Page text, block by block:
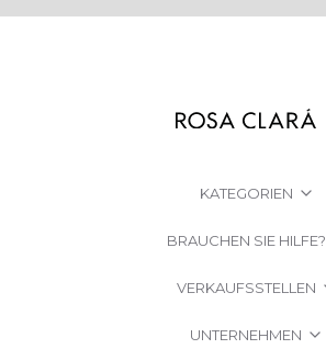
KATEGORIEN
BRAUCHEN SIE HILFE?
VERKAUFSSTELLEN
UNTERNEHMEN